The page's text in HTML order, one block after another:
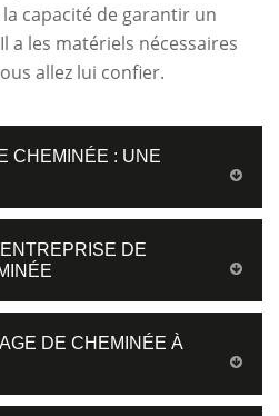
capacité de garantir un
a les matériels nécessaires
allez lui confier.
CHEMINÉE : UNE
DE
DE CHEMINÉE À